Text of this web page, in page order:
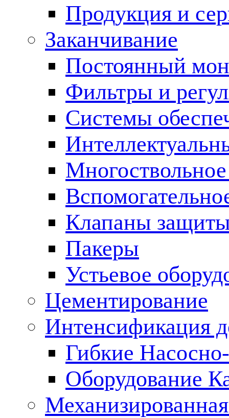
Продукция и
Заканчивание
Постоянный
Фильтры и
Cистемы
Клапаны
Пакеры
Устьевое
Цементирование
Интенсификация
Гибкие
Оборудование